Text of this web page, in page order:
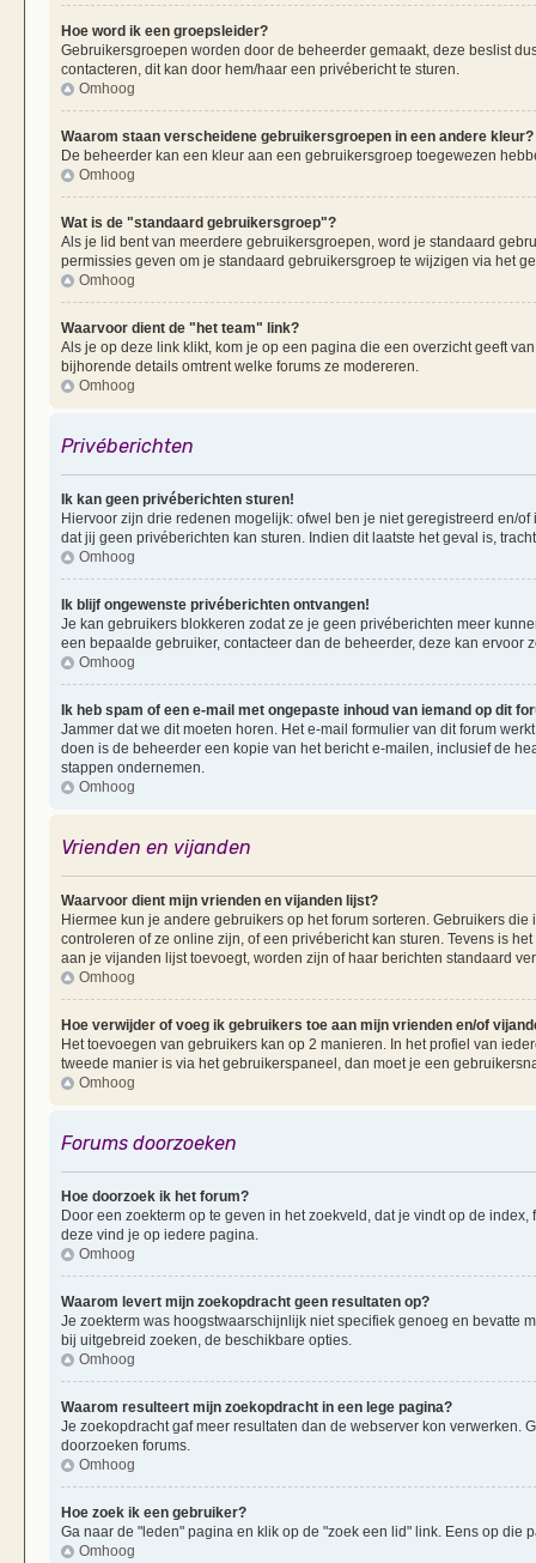
Hoe word ik een groepsleider?
Gebruikersgroepen worden door de beheerder gemaakt, deze beslist
contacteren, dit kan door hem/haar een privébericht te sturen.
Omhoog
Waarom staan verscheidene gebruikersgroepen in een andere kleur?
De beheerder kan een kleur aan een gebruikersgroep toegewezen
Omhoog
Wat is de "standaard gebruikersgroep"?
Als je lid bent van meerdere gebruikersgroepen, word je standaard
permissies geven om je standaard gebruikersgroep te wijzigen via het
Omhoog
Waarvoor dient de "het team" link?
Als je op deze link klikt, kom je op een pagina die een overzicht geeft
bijhorende details omtrent welke forums ze modereren.
Omhoog
Privéberichten
Ik kan geen privéberichten sturen!
Hiervoor zijn drie redenen mogelijk: ofwel ben je niet geregistreerd en/
dat jij geen privéberichten kan sturen. Indien dit laatste het geval is,
Omhoog
Ik blijf ongewenste privéberichten ontvangen!
Je kan gebruikers blokkeren zodat ze je geen privéberichten meer
een bepaalde gebruiker, contacteer dan de beheerder, deze kan ervoor
Omhoog
Ik heb spam of een e-mail met ongepaste inhoud van iemand op dit
Jammer dat we dit moeten horen. Het e-mail formulier van dit forum
doen is de beheerder een kopie van het bericht e-mailen, inclusief de
stappen ondernemen.
Omhoog
Vrienden en vijanden
Waarvoor dient mijn vrienden en vijanden lijst?
Hiermee kun je andere gebruikers op het forum sorteren. Gebruikers
controleren of ze online zijn, of een privébericht kan sturen. Tevens is
aan je vijanden lijst toevoegt, worden zijn of haar berichten standaard
Omhoog
Hoe verwijder of voeg ik gebruikers toe aan mijn vrienden en/of
Het toevoegen van gebruikers kan op 2 manieren. In het profiel van
tweede manier is via het gebruikerspaneel, dan moet je een
Omhoog
Forums doorzoeken
Hoe doorzoek ik het forum?
Door een zoekterm op te geven in het zoekveld, dat je vindt op de
deze vind je op iedere pagina.
Omhoog
Waarom levert mijn zoekopdracht geen resultaten op?
Je zoekterm was hoogstwaarschijnlijk niet specifiek genoeg en bevatte
bij uitgebreid zoeken, de beschikbare opties.
Omhoog
Waarom resulteert mijn zoekopdracht in een lege pagina?
Je zoekopdracht gaf meer resultaten dan de webserver kon verwerken.
doorzoeken forums.
Omhoog
Hoe zoek ik een gebruiker?
Ga naar de "leden" pagina en klik op de "zoek een lid" link. Eens op die
Omhoog